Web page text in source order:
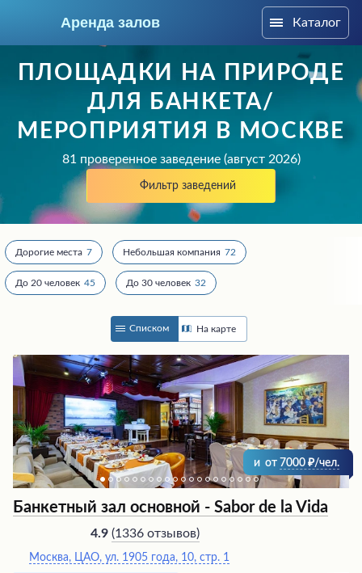
Аренда залов
Колл-центр
+7 (969) 283-12-35
Подберите мне зал
Каталог
ПЛОЩАДКИ НА ПРИРОДЕ
ДЛЯ БАНКЕТА/
МЕРОПРИЯТИЯ В МОСКВЕ
81 проверенное заведение (август 2026)
Фильтр заведений
Дорогие места 7 Небольшая компания 72
До 20 человек 45 До 30 человек 32
Списком На карте
и от 7000 /чел.
Банкетный зал основной - Sabor de la Vida
4.9 (1336 отзывов)
Москва, ЦАО, ул. 1905 года, 10, стр. 1